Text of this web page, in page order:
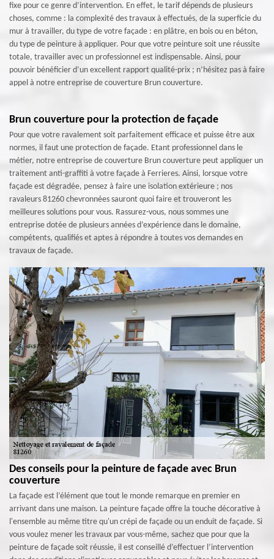
fixe pour ce genre d’intervention. En effet, le tarif dépends de plusieurs
choses, comme : la complexité des travaux à effectués, de la superficie du
mur à travailler, du type de votre façade : en plâtre, en bois ou en béton,
du type de peinture à appliquer. Pour que votre peinture soit une réussite
totale, travailler avec un professionnel est indispensable. Ainsi, pour
pouvoir bénéficier d’un excellent rapport qualité-prix ; n’hésitez pas à faire
appel à notre entreprise de couverture Brun couverture.
Brun couverture pour la protection de façade
Pour que votre ravalement soit parfaitement efficace et puisse être aux
normes, il faut une protection de façade. Etant professionnel dans le
métier, notre entreprise de couverture Brun couverture peut appliquer un
traitement anti-graffiti à votre façade à Ferrieres. Ainsi, lorsque votre
façade est dégradée, pensez à faire une isolation extérieure ; nos
ravaleurs 81260 chevronnées sauront quoi faire et trouveront les
meilleures solutions pour vous. Rassurez-vous, nous sommes une
entreprise dotée de plusieurs années d’expérience dans le domaine,
compétents, qualifiés et aptes à répondre à toutes vos demandes en
travaux de façade.
Des conseils pour la peinture de façade avec Brun
couverture
La façade est l’élément que tout le monde remarque en premier en
arrivant dans une maison. La peinture façade offre la touche décorative à
l'ensemble au même titre qu'un crépi de façade ou un enduit de façade. Si
vous voulez mener les travaux par vous-même, sachez que pour que la
peinture de façade soit réussie, il est conseillé d’effectuer l’intervention